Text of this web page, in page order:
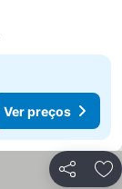
Ver preços
Partilhar